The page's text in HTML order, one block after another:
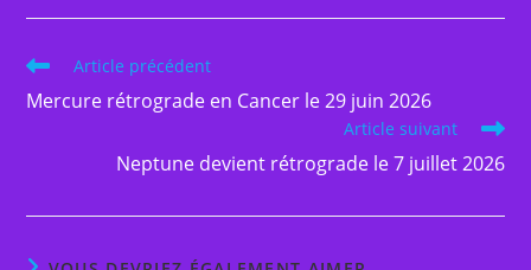
Read
articles
Article précédent
Mercure rétrograde en Cancer le 29 juin 2026
Article suivant
Neptune devient rétrograde le 7 juillet 2026